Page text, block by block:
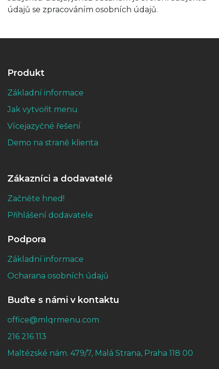
údajů se zpracováním osobních údajů.
Produkt
Základní informace
Jak vytvořit menu
Vícejazyčné řešení
Demo na straně klienta
Zákazníci a dodavatelé
Začněte hned!
Přihlášení dodavatele
Podpora
Základní informace
Ocharana osobních údajů
Buďte s námi v kontaktu
office@mlqrmenu.com
216 216 113
Maltézské nám. 479/7, Malá Strana, Praha 118 00